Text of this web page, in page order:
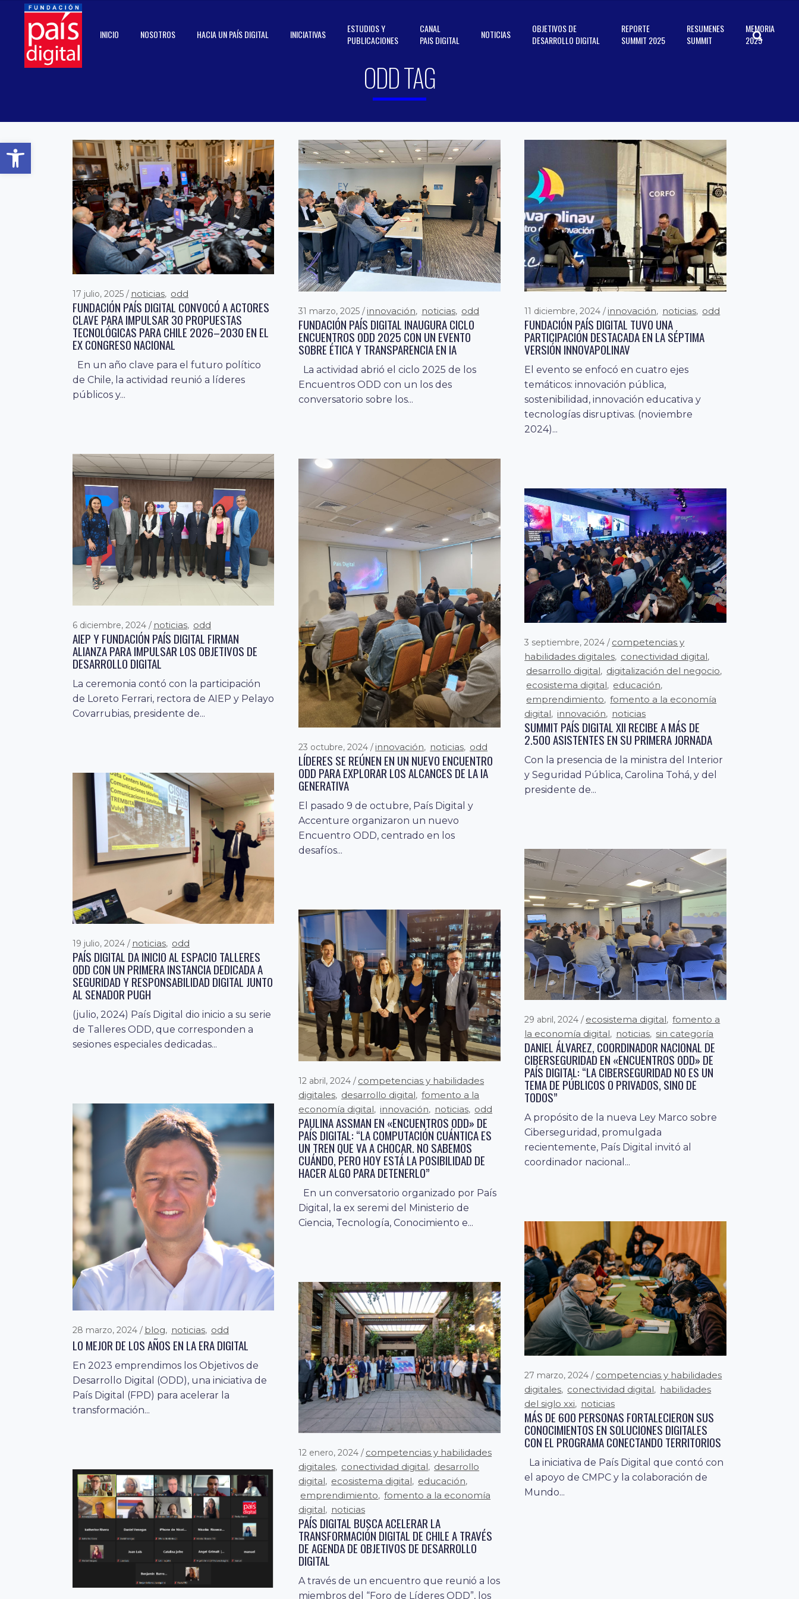
Abrir barra de herramientas
INICIO NOSOTROS HACIA UN PAÍS DIGITAL INICIATIVAS
ESTUDIOS Y
PUBLICACIONES
CANAL
PAIS DIGITAL
NOTICIAS
OBJETIVOS DE
DESARROLLO DIGITAL
REPORTE
SUMMIT 2025
RESUMENES
SUMMIT
MEMORIA
2025
ODD TAG
17 julio, 2025 noticias, odd
FUNDACIÓN PAÍS DIGITAL CONVOCÓ A ACTORES
CLAVE PARA IMPULSAR 30 PROPUESTAS
TECNOLÓGICAS PARA CHILE 2026–2030 EN EL
EX CONGRESO NACIONAL
En un año clave para el futuro político
de Chile, la actividad reunió a líderes
públicos y...
31 marzo, 2025 innovación, noticias, odd
FUNDACIÓN PAÍS DIGITAL INAUGURA CICLO
ENCUENTROS ODD 2025 CON UN EVENTO
SOBRE ÉTICA Y TRANSPARENCIA EN IA
La actividad abrió el ciclo 2025 de los
Encuentros ODD con un los des
conversatorio sobre los...
11 diciembre, 2024 innovación, noticias, odd
FUNDACIÓN PAÍS DIGITAL TUVO UNA
PARTICIPACIÓN DESTACADA EN LA SÉPTIMA
VERSIÓN INNOVAPOLINAV
El evento se enfocó en cuatro ejes
temáticos: innovación pública,
sostenibilidad, innovación educativa y
tecnologías disruptivas. (noviembre
2024)...
6 diciembre, 2024 noticias, odd
AIEP Y FUNDACIÓN PAÍS DIGITAL FIRMAN
ALIANZA PARA IMPULSAR LOS OBJETIVOS DE
DESARROLLO DIGITAL
La ceremonia contó con la participación
de Loreto Ferrari, rectora de AIEP y Pelayo
Covarrubias, presidente de...
23 octubre, 2024 innovación, noticias, odd
LÍDERES SE REÚNEN EN UN NUEVO ENCUENTRO
ODD PARA EXPLORAR LOS ALCANCES DE LA IA
GENERATIVA
El pasado 9 de octubre, País Digital y
Accenture organizaron un nuevo
Encuentro ODD, centrado en los
desafíos...
3 septiembre, 2024 competencias y
habilidades digitales, conectividad digital,
desarrollo digital, digitalización del negocio,
ecosistema digital, educación,
emprendimiento, fomento a la economía
digital, innovación, noticias
SUMMIT PAÍS DIGITAL XII RECIBE A MÁS DE
2.500 ASISTENTES EN SU PRIMERA JORNADA
Con la presencia de la ministra del Interior
y Seguridad Pública, Carolina Tohá, y del
presidente de...
19 julio, 2024 noticias, odd
PAÍS DIGITAL DA INICIO AL ESPACIO TALLERES
ODD CON UN PRIMERA INSTANCIA DEDICADA A
SEGURIDAD Y RESPONSABILIDAD DIGITAL JUNTO
AL SENADOR PUGH
(julio, 2024) País Digital dio inicio a su serie
de Talleres ODD, que corresponden a
sesiones especiales dedicadas...
29 abril, 2024 ecosistema digital, fomento a
la economía digital, noticias, sin categoría
DANIEL ÁLVAREZ, COORDINADOR NACIONAL DE
CIBERSEGURIDAD EN «ENCUENTROS ODD» DE
PAÍS DIGITAL: “LA CIBERSEGURIDAD NO ES UN
TEMA DE PÚBLICOS O PRIVADOS, SINO DE
TODOS”
A propósito de la nueva Ley Marco sobre
Ciberseguridad, promulgada
recientemente, País Digital invitó al
coordinador nacional...
12 abril, 2024 competencias y habilidades
digitales, desarrollo digital, fomento a la
economía digital, innovación, noticias, odd
PAULINA ASSMAN EN «ENCUENTROS ODD» DE
PAÍS DIGITAL: “LA COMPUTACIÓN CUÁNTICA ES
UN TREN QUE VA A CHOCAR. NO SABEMOS
CUÁNDO, PERO HOY ESTÁ LA POSIBILIDAD DE
HACER ALGO PARA DETENERLO”
En un conversatorio organizado por País
Digital, la ex seremi del Ministerio de
Ciencia, Tecnología, Conocimiento e...
28 marzo, 2024 blog, noticias, odd
LO MEJOR DE LOS AÑOS EN LA ERA DIGITAL
En 2023 emprendimos los Objetivos de
Desarrollo Digital (ODD), una iniciativa de
País Digital (FPD) para acelerar la
transformación...
27 marzo, 2024 competencias y habilidades
digitales, conectividad digital, habilidades
del siglo xxi, noticias
MÁS DE 600 PERSONAS FORTALECIERON SUS
CONOCIMIENTOS EN SOLUCIONES DIGITALES
CON EL PROGRAMA CONECTANDO TERRITORIOS
La iniciativa de País Digital que contó con
el apoyo de CMPC y la colaboración de
Mundo...
12 enero, 2024 competencias y habilidades
digitales, conectividad digital, desarrollo
digital, ecosistema digital, educación,
emprendimiento, fomento a la economía
digital, noticias
PAÍS DIGITAL BUSCA ACELERAR LA
TRANSFORMACIÓN DIGITAL DE CHILE A TRAVÉS
DE AGENDA DE OBJETIVOS DE DESARROLLO
DIGITAL
A través de un encuentro que reunió a los
miembros del “Foro de Líderes ODD”, los